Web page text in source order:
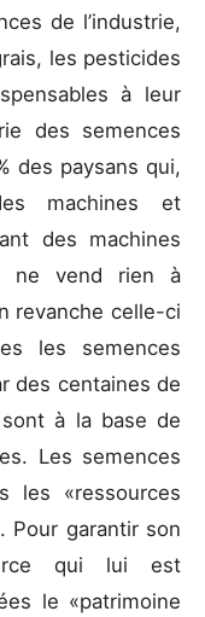
de l’industrie,
les pesticides
à leur
des semences
des paysans qui,
machines et
des machines
ne vend rien à
revanche celle-ci
les semences
des centaines de
à la base de
Les semences
les «ressources
Pour garantir son
qui lui est
le «patrimoine